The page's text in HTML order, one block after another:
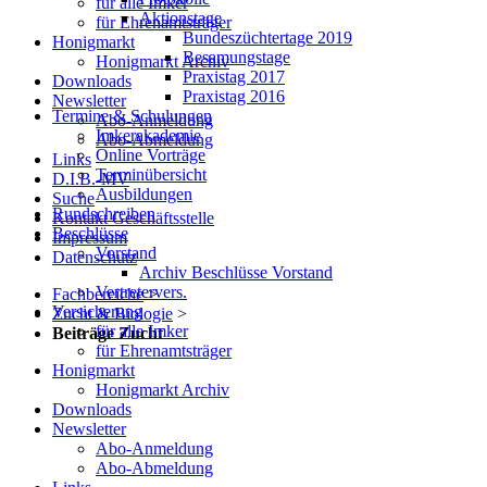
für Ehrenamtsträger
Honigmarkt
Honigmarkt Archiv
Downloads
Newsletter
Abo-Anmeldung
Abo-Abmeldung
Links
D.I.B.-MV
Suche
Kontakt Geschäftsstelle
Impressum
Datenschutz
Fachbereiche >
Zucht & Biologie >
Beiträge Zucht
Aktionstage
Bundeszüchtertage 2019
Besamungstage
Praxistag 2017
Praxistag 2016
Termine & Schulungen
Imkerakademie
Online Vorträge
Terminübersicht
Ausbildungen
Rundschreiben
Beschlüsse
Vorstand
Archiv Beschlüsse Vorstand
Vertretervers.
Versicherung
für alle Imker
für Ehrenamtsträger
Honigmarkt
Honigmarkt Archiv
Downloads
Newsletter
Abo-Anmeldung
Abo-Abmeldung